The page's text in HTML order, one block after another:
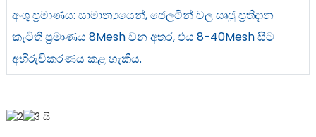
අංශු ප්‍රමාණය: සාමාන්‍යයෙන්, ජෙලටින් වල සෘජු ප්‍රතිදාන
කැටිති ප්‍රමාණය 8Mesh වන අතර, එය 8-40Mesh සිට
අභිරුචිකරණය කළ හැකිය.